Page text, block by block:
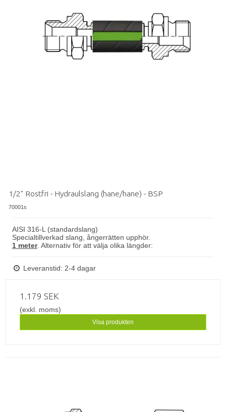
1/2" Rostfri - Hydraulslang (hane/hane) - BSP
70001s
AISI 316-L (standardslang)
Specialtillverkad slang, ångerrätten upphör.
1 meter. Alternativ för att välja olika längder:
Leveranstid: 2-4 dagar
1.179 SEK
(exkl. moms)
Visa produkten